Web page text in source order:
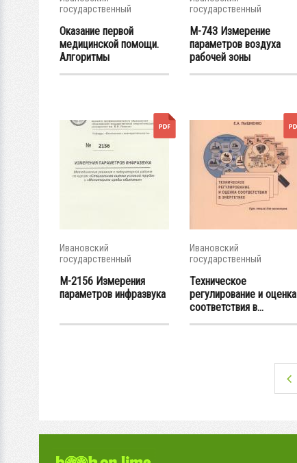
государственный
Оказание первой
медицинской помощи.
Алгоритмы
государственный
М-743 Измерение
параметров воздуха
рабочей зоны
Ивановский
государственный
М-2156 Измерения
параметров инфразвука
Ивановский
государственный
Техническое
регулирование и оценка
соответствия в...